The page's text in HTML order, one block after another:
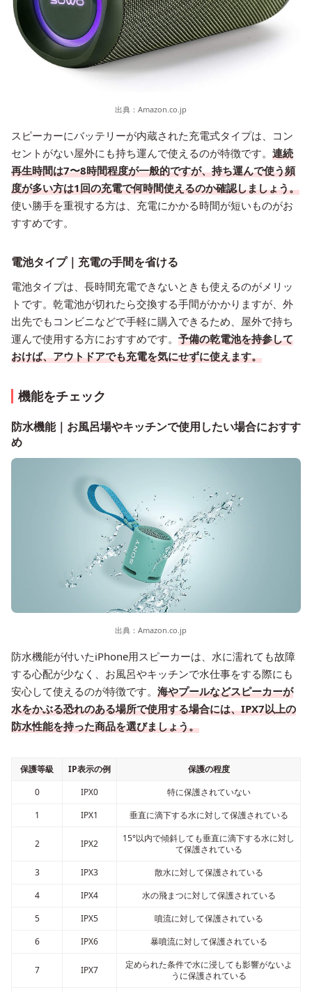
出典： Amazon.co.jp
スピーカーにバッテリーが内蔵された充電式タイプは、コン
セントがない屋外にも持ち運んで使えるのが特徴です。 連続
再生時間は7〜8時間程度が一般的ですが、持ち運んで使う頻
度が多い方は1回の充電で何時間使えるのか確認しましょう。
使い勝手を重視する方は、充電にかかる時間が短いものがお
すすめです。
電池タイプ｜充電の手間を省ける
電池タイプは、長時間充電できないときも使えるのがメリッ
トです。乾電池が切れたら交換する手間がかかりますが、外
出先でもコンビニなどで手軽に購入できるため、屋外で持ち
運んで使用する方におすすめです。 予備の乾電池を持参して
おけば、アウトドアでも充電を気にせずに使えます。
機能をチェック
防水機能｜お風呂場やキッチンで使用したい場合におすす
め
出典： Amazon.co.jp
防水機能が付いたiPhone用スピーカーは、水に濡れても故障
する心配が少なく、お風呂やキッチンで水仕事をする際にも
安心して使えるのが特徴です。 海やプールなどスピーカーが
水をかぶる恐れのある場所で使用する場合には、IPX7以上の
防水性能を持った商品を選びましょう。
保護等級 IP表示の例
保護の程度
0
IPX0
特に保護されていない
1
IPX1 垂直に滴下する水に対して保護されている
2 IPX2
15°以内で傾斜しても垂直に滴下する水に対し
て保護されている
3
IPX3
散水に対して保護されている
4
IPX4
水の飛まつに対して保護されている
5
IPX5
噴流に対して保護されている
6
IPX6 暴噴流に対して保護されている
7 IPX7
定められた条件で水に浸しても影響がないよ
うに保護されている